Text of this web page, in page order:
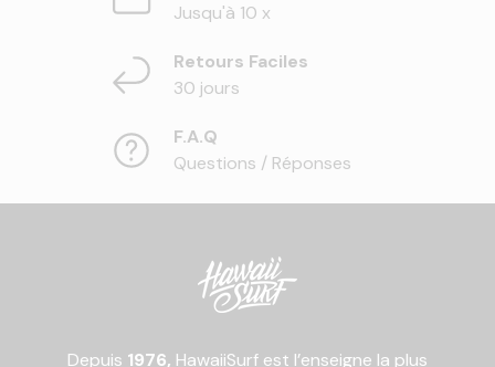
Jusqu'à 10 x
Retours Faciles
30 jours
F.A.Q
Questions / Réponses
Depuis 1976, HawaiiSurf est l’enseigne la plus